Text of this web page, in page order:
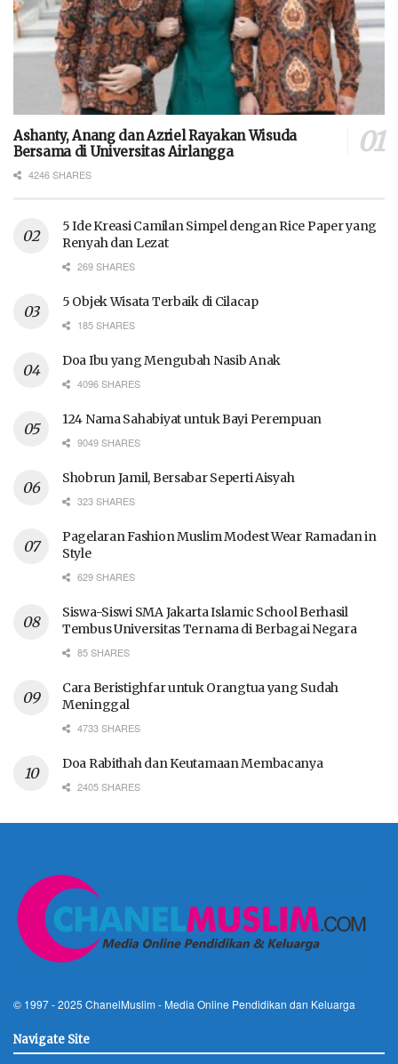
Ashanty, Anang dan Azriel Rayakan Wisuda
Bersama di Universitas Airlangga
4246 SHARES
5 Ide Kreasi Camilan Simpel dengan Rice Paper yang
Renyah dan Lezat
269 SHARES
5 Objek Wisata Terbaik di Cilacap
185 SHARES
Doa Ibu yang Mengubah Nasib Anak
4096 SHARES
124 Nama Sahabiyat untuk Bayi Perempuan
9049 SHARES
Shobrun Jamil, Bersabar Seperti Aisyah
323 SHARES
Pagelaran Fashion Muslim Modest Wear Ramadan in
Style
629 SHARES
Siswa-Siswi SMA Jakarta Islamic School Berhasil
Tembus Universitas Ternama di Berbagai Negara
85 SHARES
Cara Beristighfar untuk Orangtua yang Sudah
Meninggal
4733 SHARES
Doa Rabithah dan Keutamaan Membacanya
2405 SHARES
© 1997 - 2025 ChanelMuslim - Media Online Pendidikan dan Keluarga
Navigate Site